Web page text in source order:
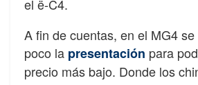
el ë-C4.
A fin de cuentas, en el MG4
poco la presentación para
precio más bajo. Donde los